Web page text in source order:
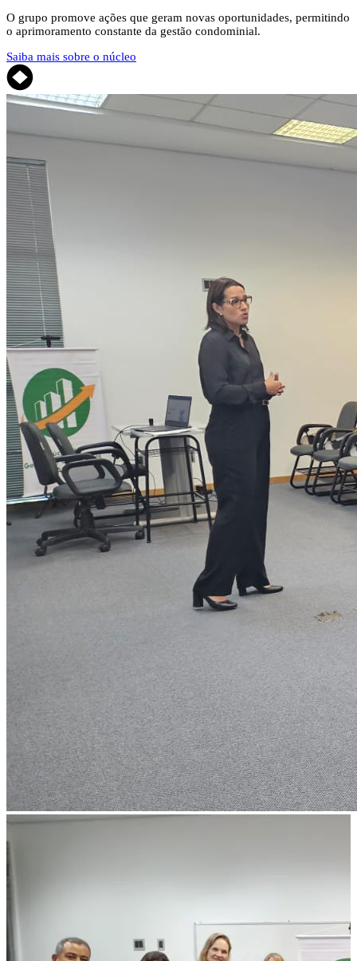
O grupo promove ações que geram novas oportunidades, permitindo
o aprimoramento constante da gestão condominial.
Saiba mais sobre o núcleo